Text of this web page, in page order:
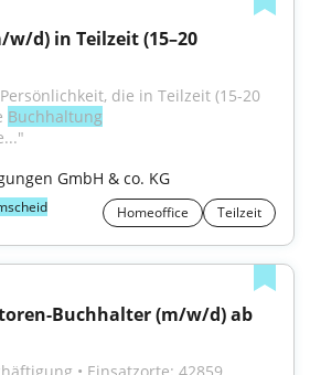
d) in Teilzeit (15–20
die in Teilzeit (15-20
Buchhaltung
GmbH & co. KG
Homeoffice Teilzeit
Buchhalter (m/w/d) ab